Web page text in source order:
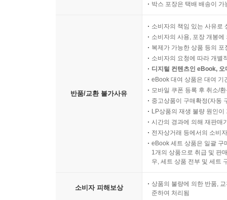
박스 포장은 택배 배송이
반품/교환 불가사유
소비자의 책임 있는 사유로
소비자의 사용, 포장 개봉
복제가 가능한 상품 등의
소비자의 요청에 따라 개별
디지털 컨텐츠인 eBook,
eBook 대여 상품은 대여 기
모바일 쿠폰 등록 후 취소/
중고상품이 구매확정(자동
LP상품의 재생 불량 원인
시간의 경과에 의해 재판매
전자상거래 등에서의 소비
eBook 세트 상품은 일괄 구
1개의 상품으로 취급 및 판
우, 세트 상품 전부 및 세트
소비자 피해보상
상품의 불량에 의한 반품,
준하여 처리됨